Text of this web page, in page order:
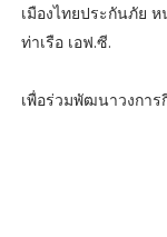
เมืองไทยประกันภัย
ท่าเรือ เอฟ.ซี.
เพื่อร่วมพัฒนาวงการ